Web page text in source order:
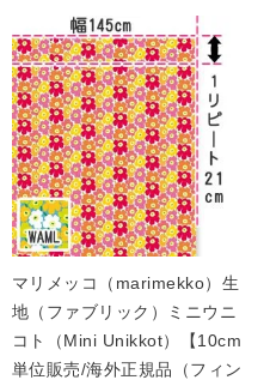
マリメッコ（marimekko）生
地（ファブリック）ミニウニ
コト（Mini Unikkot）【10cm
単位販売/海外正規品（フィン